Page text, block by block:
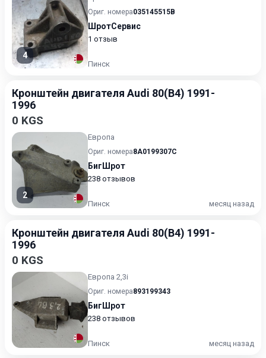
4
Ориг. номера035145515B
ШротСервис
1 отзыв
Пинск
Кронштейн двигателя Audi 80(B4) 1991-
1996
0 KGS
2
Европа
Ориг. номера8A0199307C
БигШрот
238 отзывов
Пинск месяц назад
Кронштейн двигателя Audi 80(B4) 1991-
1996
0 KGS
Европа 2,3i
Ориг. номера893199343
БигШрот
238 отзывов
Пинск месяц назад